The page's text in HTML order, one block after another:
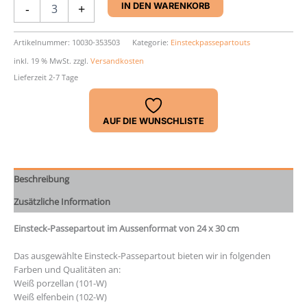
-
Passepartout
24
x
30
Menge
+ IN DEN WARENKORB
Artikelnummer: 10030-353503 Kategorie: Einsteckpassepartouts
inkl. 19 % MwSt. zzgl. Versandkosten
Lieferzeit 2-7 Tage
AUF DIE WUNSCHLISTE
Beschreibung
Zusätzliche Information
Einsteck-Passepartout im Aussenformat von 24 x 30 cm
Das ausgewählte Einsteck-Passepartout bieten wir in folgenden
Farben und Qualitäten an:
Weiß porzellan (101-W)
Weiß elfenbein (102-W)